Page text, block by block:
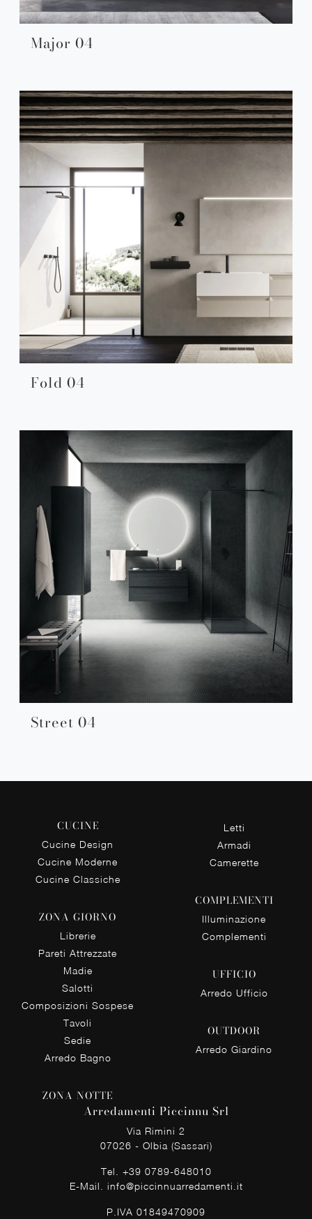
Major 04
Fold 04
Street 04
CUCINE
Cucine Design
Cucine Moderne
Cucine Classiche
ZONA GIORNO
Librerie
Pareti Attrezzate
Madie
Salotti
Composizioni Sospese
Tavoli
Sedie
Arredo Bagno
ZONA NOTTE
Letti
Armadi
Camerette
COMPLEMENTI
Illuminazione
Complementi
UFFICIO
Arredo Ufficio
OUTDOOR
Arredo Giardino
Arredamenti Piccinnu Srl
Via Rimini 2
07026 - Olbia (Sassari)
Tel. +39 0789-648010
E-Mail. info@piccinnuarredamenti.it
P.IVA 01849470909